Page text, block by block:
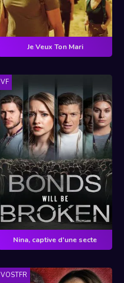
Je Veux Ton Mari
VF
Nina, captive d'une secte
VOSTFR